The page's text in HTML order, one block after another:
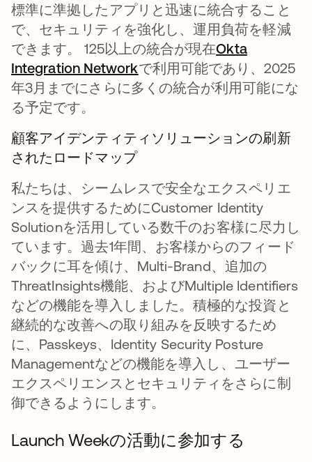
標準に準拠したアプリと迅速に統合すること
で、セキュリティを強化し、運用負荷を軽減
できます。 125以上の統合が現在Okta
Integration Network新しいタブで開く
で利用可能であり、2025
年3月までにさらに多くの統合が利用可能にな
る予定です。
顧客アイデンティティソリューションの刷新
されたロードマップ
私たちは、シームレスで安全なエクスペリエ
ンスを提供するためにCustomer Identity
Solutionを活用している数千のお客様に尽力し
ています。過去1年間、お客様からのフィード
バックに耳を傾け、Multi-Brand、追加の
ThreatInsights機能、およびMultiple Identifiers
などの機能を導入しました。積極的な投資と
継続的な改善への取り組みを反映するため
に、Passkeys、Identity Security Posture
Managementなどの機能を導入し、ユーザー
エクスペリエンスとセキュリティをさらに制
御できるようにします。
Launch Weekの活動に参加する